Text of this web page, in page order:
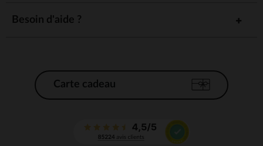
Besoin d'aide ?
Carte cadeau